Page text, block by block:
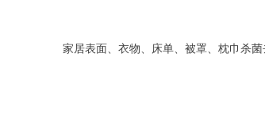
家居表面、衣物、床单、被罩、枕巾杀菌